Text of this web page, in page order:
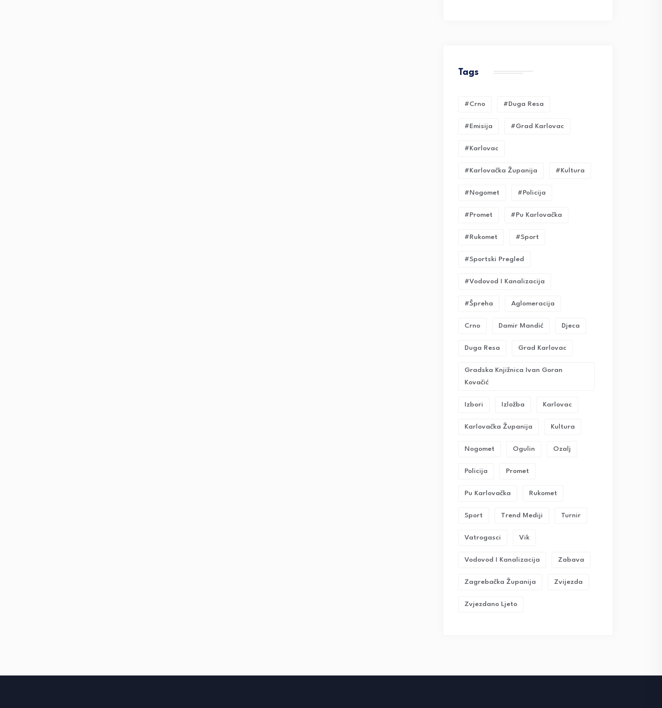
Tags
#crno #duga Resa
#emisija #grad Karlovac
#karlovac
#karlovačka Županija #kultura
#nogomet #policija
#promet #pu Karlovačka
#rukomet #sport
#sportski Pregled
#vodovod I Kanalizacija
#Špreha Aglomeracija
Crno Damir Mandić Djeca
Duga Resa Grad Karlovac
Gradska Knjižnica Ivan Goran
Kovačić
Izbori Izložba Karlovac
Karlovačka Županija Kultura
Nogomet Ogulin Ozalj
Policija Promet
Pu Karlovačka Rukomet
Sport Trend Mediji Turnir
Vatrogasci Vik
Vodovod I Kanalizacija Zabava
Zagrebačka Županija Zvijezda
Zvjezdano Ljeto